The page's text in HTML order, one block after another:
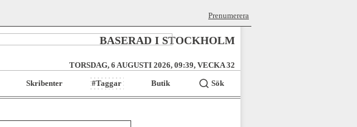
Prenumerera
BASERAD I STOCKHOLM
TORSDAG, 6 AUGUSTI 2026, 09:39, VECKA 32
Skribenter #Taggar Butik Sök